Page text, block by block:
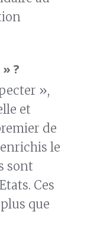
?
»,
et
de
le
sont
Ces
que